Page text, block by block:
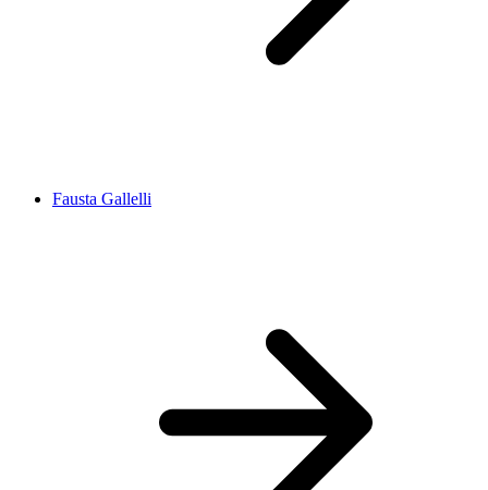
Fausta Gallelli